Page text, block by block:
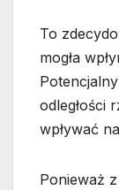
To
mogła
odległości
wpływać
Ponieważ